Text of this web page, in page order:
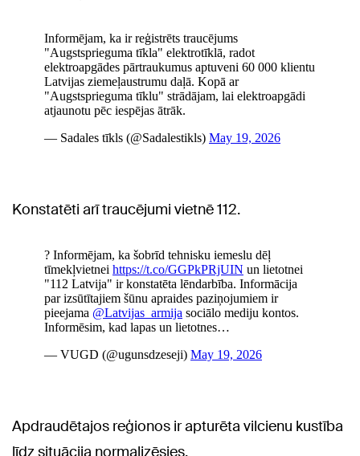
Konstatēti arī traucējumi vietnē 112.
Apdraudētajos reģionos ir apturēta vilcienu kustība
līdz situācija normalizēsies.